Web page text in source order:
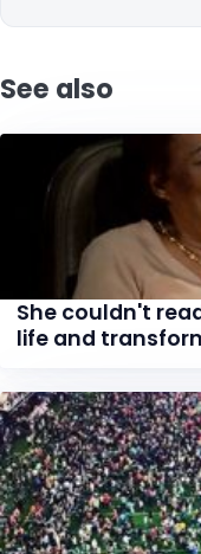
See also
She couldn't
life and